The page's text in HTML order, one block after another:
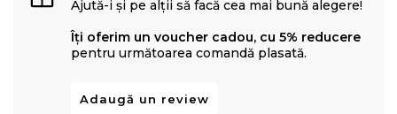
Ajută-i și pe alții să facă cea mai bună alegere!
Îți oferim un voucher cadou, cu 5% reducere
pentru următoarea comandă plasată.
Adaugă un review